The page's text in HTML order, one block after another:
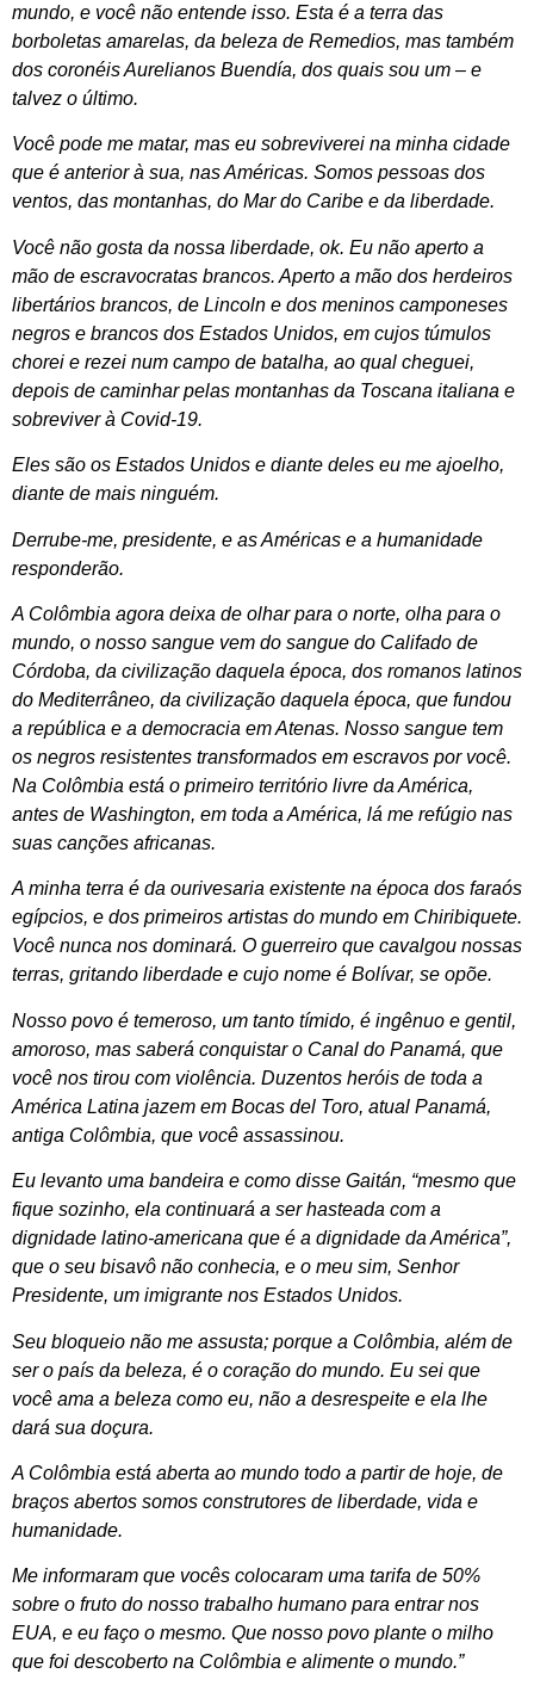
mundo, e você não entende isso. Esta é a terra das
borboletas amarelas, da beleza de Remedios, mas também
dos coronéis Aurelianos Buendía, dos quais sou um – e
talvez o último.
Você pode me matar, mas eu sobreviverei na minha cidade
que é anterior à sua, nas Américas. Somos pessoas dos
ventos, das montanhas, do Mar do Caribe e da liberdade.
Você não gosta da nossa liberdade, ok. Eu não aperto a
mão de escravocratas brancos. Aperto a mão dos herdeiros
libertários brancos, de Lincoln e dos meninos camponeses
negros e brancos dos Estados Unidos, em cujos túmulos
chorei e rezei num campo de batalha, ao qual cheguei,
depois de caminhar pelas montanhas da Toscana italiana e
sobreviver à Covid-19.
Eles são os Estados Unidos e diante deles eu me ajoelho,
diante de mais ninguém.
Derrube-me, presidente, e as Américas e a humanidade
responderão.
A Colômbia agora deixa de olhar para o norte, olha para o
mundo, o nosso sangue vem do sangue do Califado de
Córdoba, da civilização daquela época, dos romanos latinos
do Mediterrâneo, da civilização daquela época, que fundou
a república e a democracia em Atenas. Nosso sangue tem
os negros resistentes transformados em escravos por você.
Na Colômbia está o primeiro território livre da América,
antes de Washington, em toda a América, lá me refúgio nas
suas canções africanas.
A minha terra é da ourivesaria existente na época dos faraós
egípcios, e dos primeiros artistas do mundo em Chiribiquete.
Você nunca nos dominará. O guerreiro que cavalgou nossas
terras, gritando liberdade e cujo nome é Bolívar, se opõe.
Nosso povo é temeroso, um tanto tímido, é ingênuo e gentil,
amoroso, mas saberá conquistar o Canal do Panamá, que
você nos tirou com violência. Duzentos heróis de toda a
América Latina jazem em Bocas del Toro, atual Panamá,
antiga Colômbia, que você assassinou.
Eu levanto uma bandeira e como disse Gaitán, “mesmo que
fique sozinho, ela continuará a ser hasteada com a
dignidade latino-americana que é a dignidade da América”,
que o seu bisavô não conhecia, e o meu sim, Senhor
Presidente, um imigrante nos Estados Unidos.
Seu bloqueio não me assusta; porque a Colômbia, além de
ser o país da beleza, é o coração do mundo. Eu sei que
você ama a beleza como eu, não a desrespeite e ela lhe
dará sua doçura.
A Colômbia está aberta ao mundo todo a partir de hoje, de
braços abertos somos construtores de liberdade, vida e
humanidade.
Me informaram que vocês colocaram uma tarifa de 50%
sobre o fruto do nosso trabalho humano para entrar nos
EUA, e eu faço o mesmo. Que nosso povo plante o milho
que foi descoberto na Colômbia e alimente o mundo.”